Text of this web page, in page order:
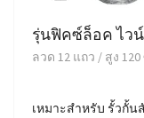
รุ่นฟิคซ์ล็อค ไว
ลวด 12 แถว / สูง
เหมาะสำหรับ รั้วกั้